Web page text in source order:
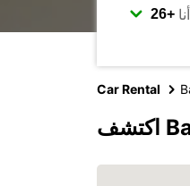
أنا
Car Rental